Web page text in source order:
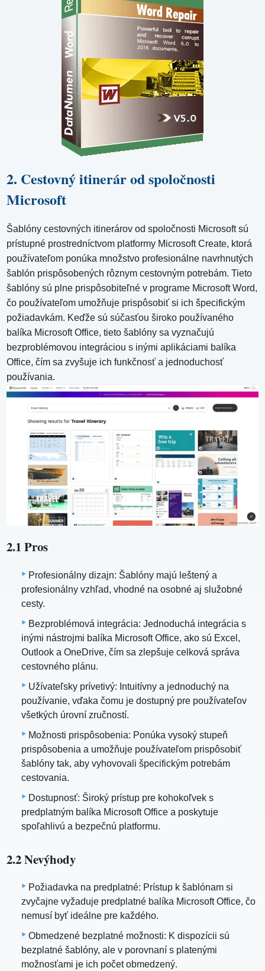
2. Cestovný itinerár od spoločnosti
Microsoft
Šablóny cestovných itinerárov od spoločnosti Microsoft sú
prístupné prostredníctvom platformy Microsoft Create, ktorá
používateľom ponúka množstvo profesionálne navrhnutých
šablón prispôsobených rôznym cestovným potrebám. Tieto
šablóny sú plne prispôsobiteľné v programe Microsoft Word,
čo používateľom umožňuje prispôsobiť si ich špecifickým
požiadavkám. Keďže sú súčasťou široko používaného
balíka Microsoft Office, tieto šablóny sa vyznačujú
bezproblémovou integráciou s inými aplikáciami balíka
Office, čím sa zvyšuje ich funkčnosť a jednoduchosť
používania.
2.1 Pros
Profesionálny dizajn: Šablóny majú leštený a
profesionálny vzhľad, vhodné na osobné aj služobné
cesty.
Bezproblémová integrácia: Jednoduchá integrácia s
inými nástrojmi balíka Microsoft Office, ako sú Excel,
Outlook a OneDrive, čím sa zlepšuje celková správa
cestovného plánu.
Užívateľsky prívetivý: Intuitívny a jednoduchý na
používanie, vďaka čomu je dostupný pre používateľov
všetkých úrovní zručností.
Možnosti prispôsobenia: Ponúka vysoký stupeň
prispôsobenia a umožňuje používateľom prispôsobiť
šablóny tak, aby vyhovovali špecifickým potrebám
cestovania.
Dostupnosť: Široký prístup pre kohokoľvek s
predplatným balíka Microsoft Office a poskytuje
spoľahlivú a bezpečnú platformu.
2.2 Nevýhody
Požiadavka na predplatné: Prístup k šablónam si
zvyčajne vyžaduje predplatné balíka Microsoft Office, čo
nemusí byť ideálne pre každého.
Obmedzené bezplatné možnosti: K dispozícii sú
bezplatné šablóny, ale v porovnaní s platenými
možnosťami je ich počet obmedzený.